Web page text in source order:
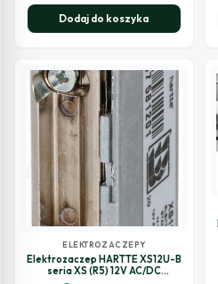
Dodaj do koszyka
ELEKTROZACZEPY
Elektrozaczep HARTTE XS12U-B
seria XS (R5) 12V AC/DC